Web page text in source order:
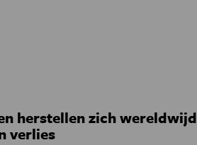
herstellen zich wereldwijd
verlies